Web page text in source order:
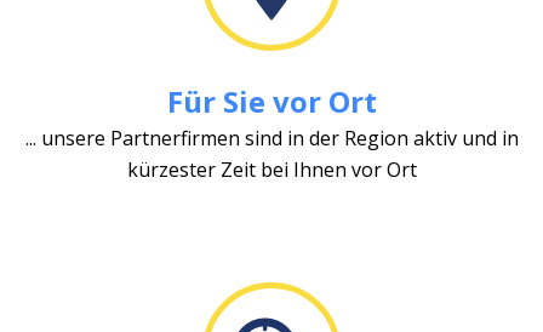
Für Sie vor Ort
... unsere Partnerfirmen sind in der Region aktiv und in
kürzester Zeit bei Ihnen vor Ort